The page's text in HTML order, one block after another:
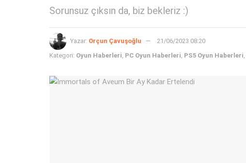
Sorunsuz çıksın da, biz bekleriz :)
Yazar: Orçun Çavuşoğlu 21/06/2023 08:20
Kategori: Oyun Haberleri, PC Oyun Haberleri, PS5 Oyun Haberleri,